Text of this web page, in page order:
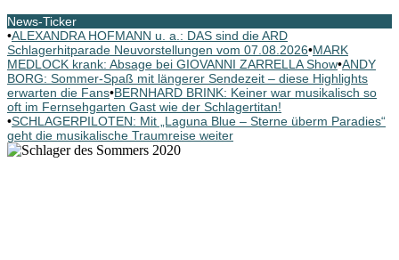
News-Ticker
•ALEXANDRA HOFMANN u. a.: DAS sind die ARD
Schlagerhitparade Neuvorstellungen vom 07.08.2026•MARK
MEDLOCK krank: Absage bei GIOVANNI ZARRELLA Show•ANDY
BORG: Sommer-Spaß mit längerer Sendezeit – diese Highlights
erwarten die Fans•BERNHARD BRINK: Keiner war musikalisch so
oft im Fernsehgarten Gast wie der Schlagertitan!
•SCHLAGERPILOTEN: Mit „Laguna Blue – Sterne überm Paradies“
geht die musikalische Traumreise weiter